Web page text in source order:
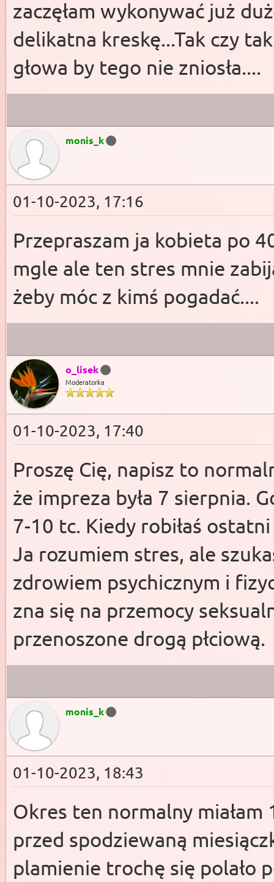
zaczęłam wykonywać już
delikatna kreskę...Tak czy
głowa by tego nie zniosła....
monis_k
01-10-2023, 17:16
Przepraszam ja kobieta po
mgle ale ten stres mnie
żeby móc z kimś pogadać....
o_lisek
Moderatorka
01-10-2023, 17:40
Proszę Cię, napisz to
że impreza była 7 sierpnia.
7-10 tc. Kiedy robiłaś
Ja rozumiem stres, ale
zdrowiem psychicznym i
zna się na przemocy
przenoszone drogą płciową.
monis_k
01-10-2023, 18:43
Okres ten normalny miałam
przed spodziewaną
plamienie trochę się polało